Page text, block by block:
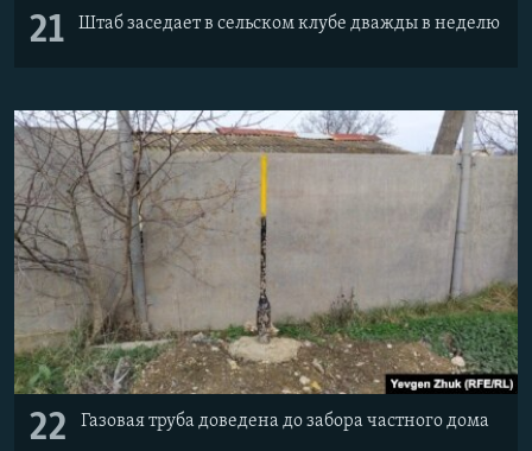
21 Штаб заседает в сельском клубе дважды в неделю
22 Газовая труба доведена до забора частного дома